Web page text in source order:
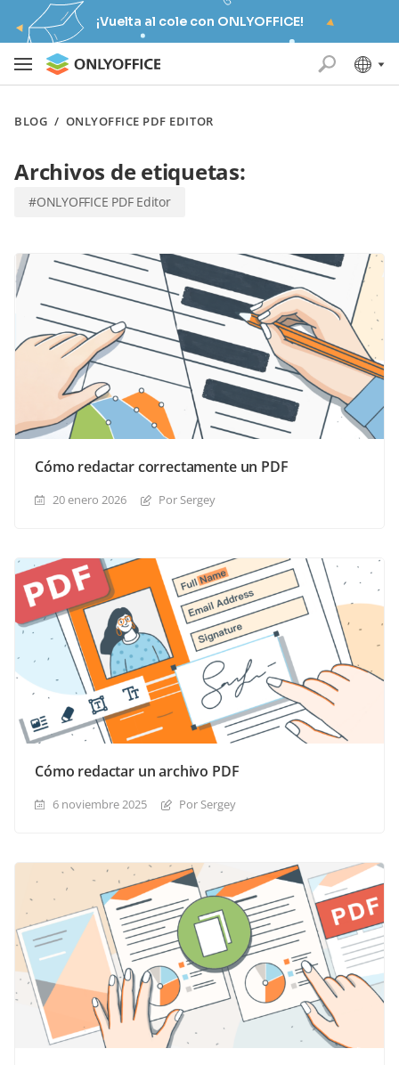
¡Vuelta al cole con ONLYOFFICE!
BLOG / ONLYOFFICE PDF EDITOR
Archivos de etiquetas:
#ONLYOFFICE PDF Editor
Cómo redactar correctamente un PDF
20 enero 2026 Por Sergey
Cómo redactar un archivo PDF
6 noviembre 2025 Por Sergey